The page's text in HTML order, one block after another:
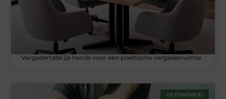
Vergadertafel 2e hands voor een praktische vergaderruimte
GEZONDHEID